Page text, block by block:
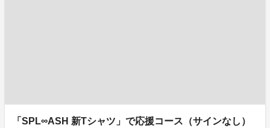
「SPL∞ASH 新Tシャツ」で応援コース（サインなし）